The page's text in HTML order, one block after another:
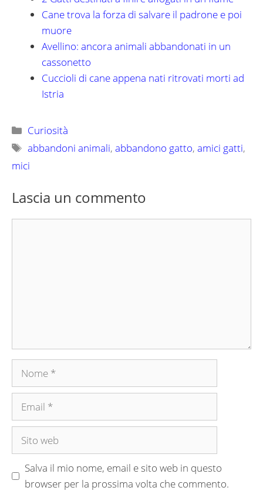
Cane trova la forza di salvare il padrone e poi
muore
Avellino: ancora animali abbandonati in un
cassonetto
Cuccioli di cane appena nati ritrovati morti ad
Istria
Categorie
Curiosità
Tag
abbandoni animali,abbandono gatto,amici gatti,
mici
Lascia un commento
Nome
Email
Sito
Salva il mio nome, email e sito web in questo
browser per la prossima volta che commento.